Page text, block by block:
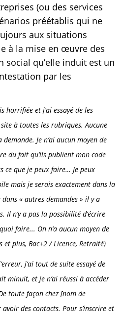
(ou des services
préétablis qui ne
aux situations
à la mise en œuvre des
social qu’elle induit est un
par les
horrifiée et j’ai essayé de les
à toutes les rubriques. Aucune
Je n’ai aucun moyen de
du fait qu’ils publient mon code
ce que je peux faire… Je peux
mais je serais exactement dans la
« autres demandes » il y a
Il n’y a pas la possibilité d’écrire
faire... On n’a aucun moyen de
et plus, Bac+2 / Licence, Retraité)
j’ai tout de suite essayé de
minuit, et je n’ai réussi à accéder
toute façon chez [nom de
avoir des contacts. Pour s’inscrire et